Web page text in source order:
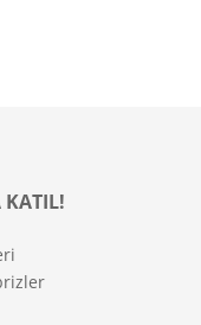
KATIL!